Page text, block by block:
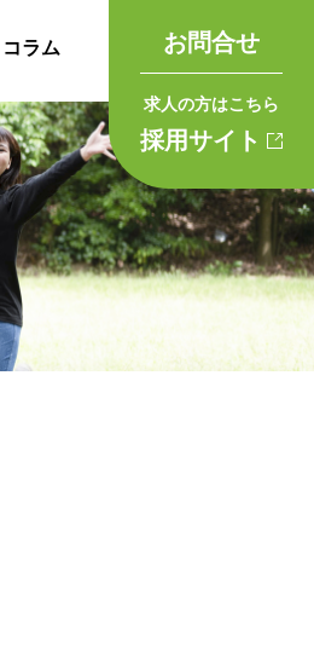
コラム お問合せ
求人の方はこちら
採用サイト